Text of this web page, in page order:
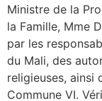
Ministre de la
la Famille, Mme
par les
du Mali, des
religieuses, ainsi
Commune VI.